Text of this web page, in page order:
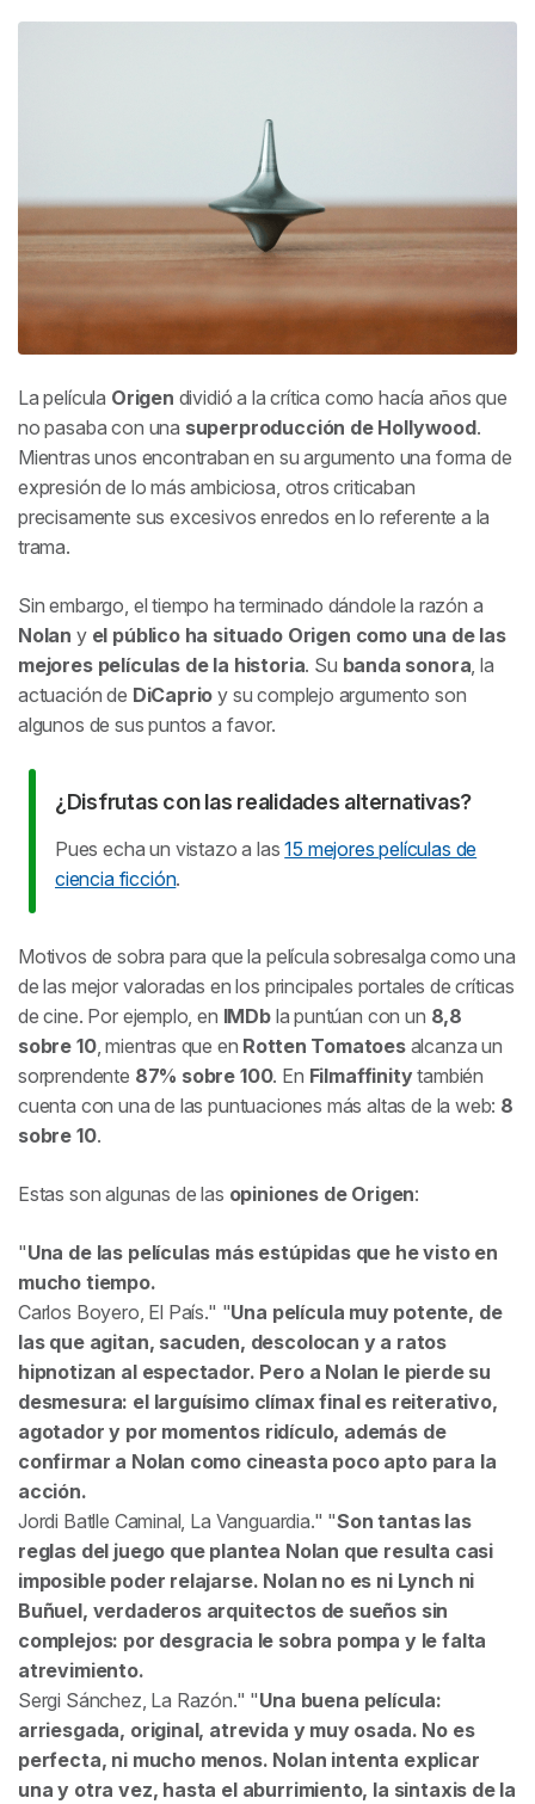
La película Origen dividió a la crítica como hacía años que
no pasaba con una superproducción de Hollywood.
Mientras unos encontraban en su argumento una forma de
expresión de lo más ambiciosa, otros criticaban
precisamente sus excesivos enredos en lo referente a la
trama.
Sin embargo, el tiempo ha terminado dándole la razón a
Nolan y el público ha situado Origen como una de las
mejores películas de la historia. Su banda sonora, la
actuación de DiCaprio y su complejo argumento son
algunos de sus puntos a favor.
¿Disfrutas con las realidades alternativas?
Pues echa un vistazo a las15 mejores películas de
ciencia ficción.
Motivos de sobra para que la película sobresalga como una
de las mejor valoradas en los principales portales de críticas
de cine. Por ejemplo, en IMDbla puntúan con un 8,8
sobre 10, mientras que en Rotten Tomatoesalcanza un
sorprendente 87% sobre 100. En Filmaffinity también
cuenta con una de las puntuaciones más altas de la web: 8
sobre 10.
Estas son algunas de las opiniones de Origen:
Una de las películas más estúpidas que he visto en
mucho tiempo.
Carlos Boyero, El País.
Una película muy potente, de
las que agitan, sacuden, descolocan y a ratos
hipnotizan al espectador. Pero a Nolan le pierde su
desmesura: el larguísimo clímax final es reiterativo,
agotador y por momentos ridículo, además de
confirmar a Nolan como cineasta poco apto para la
acción.
Jordi Batlle Caminal, La Vanguardia.
Son tantas las
reglas del juego que plantea Nolan que resulta casi
imposible poder relajarse. Nolan no es ni Lynch ni
Buñuel, verdaderos arquitectos de sueños sin
complejos: por desgracia le sobra pompa y le falta
atrevimiento.
Sergi Sánchez, La Razón.
Una buena película:
arriesgada, original, atrevida y muy osada. No es
perfecta, ni mucho menos. Nolan intenta explicar
una y otra vez, hasta el aburrimiento, la sintaxis de la